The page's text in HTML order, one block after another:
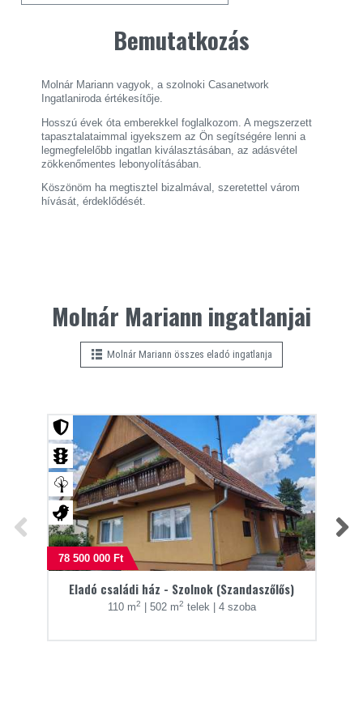
Bemutatkozás
Molnár Mariann vagyok, a szolnoki Casanetwork
Ingatlaniroda értékesítője.
Hosszú évek óta emberekkel foglalkozom. A megszerzett
tapasztalataimmal igyekszem az Ön segítségére lenni a
legmegfelelőbb ingatlan kiválasztásában, az adásvétel
zökkenőmentes lebonyolításában.
Köszönöm ha megtisztel bizalmával, szeretettel várom
hívását, érdeklődését.
Molnár Mariann ingatlanjai
Molnár Mariann összes eladó ingatlanja
78 500 000 Ft
Eladó családi ház - Szolnok (Szandaszőlős)
110 m2 502 m2 telek 4 szoba